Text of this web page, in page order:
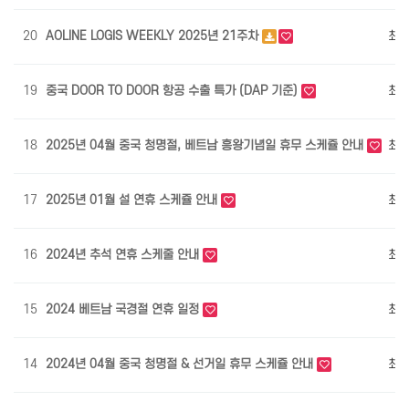
20 AOLINE LOGIS WEEKLY 2025년 21주차 최
19 중국 DOOR TO DOOR 항공 수출 특가 (DAP 기준) 최
18 2025년 04월 중국 청명절, 베트남 흥왕기념일 휴무 스케쥴 안내 최
17 2025년 01월 설 연휴 스케쥴 안내 최
16 2024년 추석 연휴 스케줄 안내 최
15 2024 베트남 국경절 연휴 일정 최
14 2024년 04월 중국 청명절 & 선거일 휴무 스케쥴 안내 최